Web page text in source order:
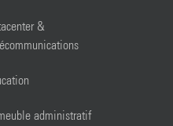
&
administratif